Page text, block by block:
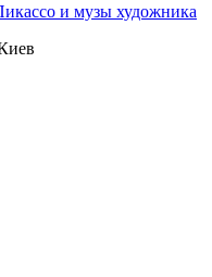
и музы художника